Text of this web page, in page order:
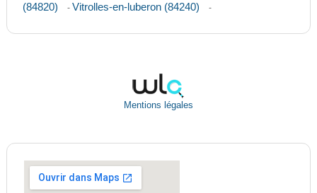
(84820)
- Vitrolles-en-luberon (84240) -
Mentions légales